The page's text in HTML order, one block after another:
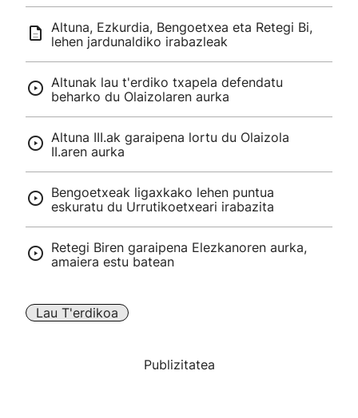
Altuna, Ezkurdia, Bengoetxea eta Retegi Bi,
lehen jardunaldiko irabazleak
Altunak lau t'erdiko txapela defendatu
beharko du Olaizolaren aurka
Altuna III.ak garaipena lortu du Olaizola
II.aren aurka
Bengoetxeak ligaxkako lehen puntua
eskuratu du Urrutikoetxeari irabazita
Retegi Biren garaipena Elezkanoren aurka,
amaiera estu batean
Lau T'erdikoa
Publizitatea